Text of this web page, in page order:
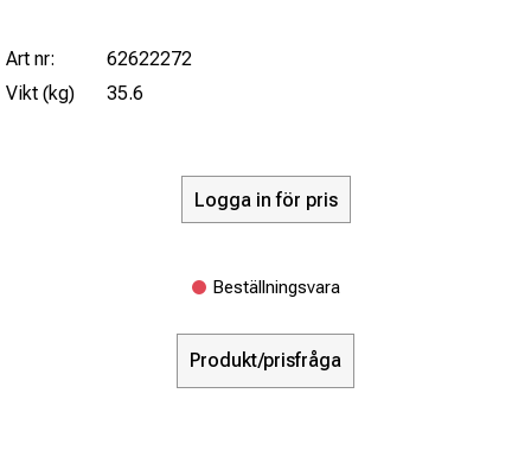
Art nr:
62622272
Vikt (kg)
35.6
Logga in för pris
Beställningsvara
Produkt/prisfråga